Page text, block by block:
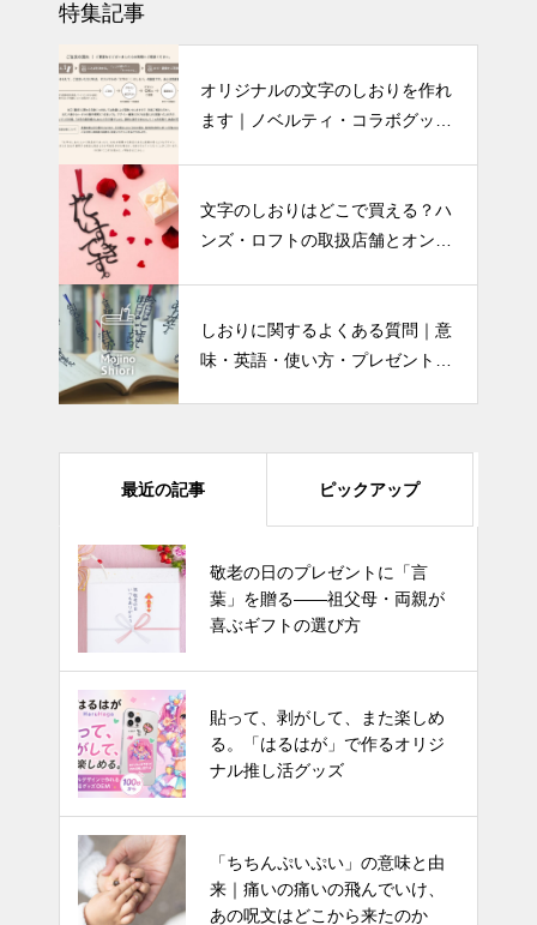
特集記事
オリジナルの文字のしおりを作れ
ます｜ノベルティ・コラボグッ
文字のしおりはどこで買える？ハ
ンズ・ロフトの取扱店舗とオンラ
しおりに関するよくある質問｜意
味・英語・使い方・プレゼントま
最近の記事 ピックアップ
敬老の日のプレゼントに「言
葉」を贈る——祖父母・両親が
喜ぶギフトの選び方
貼って、剥がして、また楽しめ
る。「はるはが」で作るオリジ
ナル推し活グッズ
「ちちんぷいぷい」の意味と由
来｜痛いの痛いの飛んでいけ、
あの呪文はどこから来たのか
岡山城の見どころ・歴史・アクセ
ス完全ガイド｜料金・駐車場・バ
リアフリーまで
福山城の見どころを歩く――新幹
線ホームから見える天守と、全国
唯一の「鉄板張り」